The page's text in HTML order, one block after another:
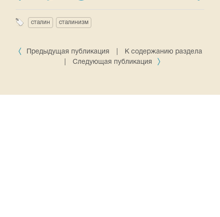
сталин сталинизм
Предыдущая публикация
К содержанию раздела
Следующая публикация